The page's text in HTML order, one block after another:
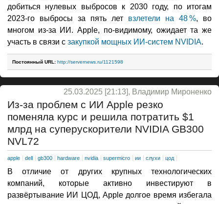
добиться нулевых выбросов к 2030 году, по итогам
2023-го выбросы за пять лет взлетели на 48 %, во
многом из-за ИИ. Apple, по-видимому, ожидает та же
участь в связи с закупкой мощных ИИ-систем NVIDIA.
Постоянный URL: http://servernews.ru/1121598
25.03.2025 [21:13], Владимир Мироненко
Из-за проблем с ИИ Apple резко
поменяла курс и решила потратить $1
млрд на суперускорители NVIDIA GB300
NVL72
apple dell gb300 hardware nvidia supermicro ии слухи цод
В отличие от других крупных технологических
компаний, которые активно инвестируют в
развёртывание ИИ ЦОД, Apple долгое время избегала